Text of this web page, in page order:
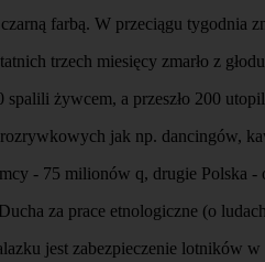
farbą. W przeciągu tygodnia
trzech miesięcy zmarło z
żywcem, a przeszło 200
jak np. dancingów,
- 75 milionów q, drugie Polska -
za prace etnologiczne (o
jest zabezpieczenie lotników w